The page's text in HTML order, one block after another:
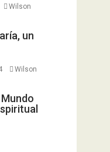
Wilson
un
Wilson